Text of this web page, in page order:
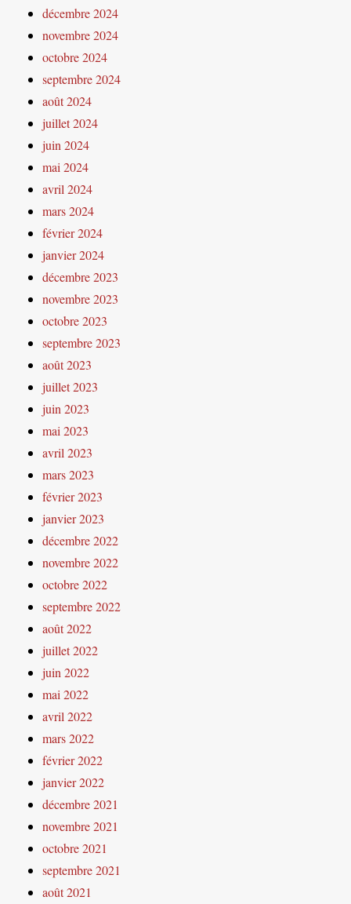
décembre 2024
novembre 2024
octobre 2024
septembre 2024
août 2024
juillet 2024
juin 2024
mai 2024
avril 2024
mars 2024
février 2024
janvier 2024
décembre 2023
novembre 2023
octobre 2023
septembre 2023
août 2023
juillet 2023
juin 2023
mai 2023
avril 2023
mars 2023
février 2023
janvier 2023
décembre 2022
novembre 2022
octobre 2022
septembre 2022
août 2022
juillet 2022
juin 2022
mai 2022
avril 2022
mars 2022
février 2022
janvier 2022
décembre 2021
novembre 2021
octobre 2021
septembre 2021
août 2021